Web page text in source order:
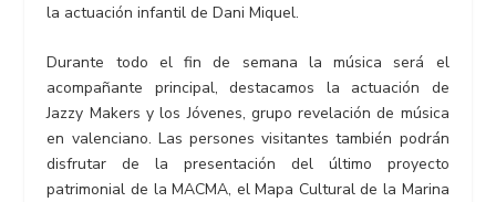
la actuación infantil de Dani Miquel.
Durante todo el fin de semana la música será el
acompañante principal, destacamos la actuación de
Jazzy Makers y los Jóvenes, grupo revelación de música
en valenciano. Las persones visitantes también podrán
disfrutar de la presentación del último proyecto
patrimonial de la MACMA, el Mapa Cultural de la Marina